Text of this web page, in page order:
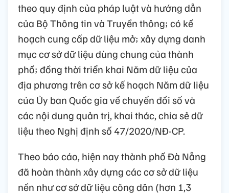
theo quy định của pháp luật và hướng dẫn
của Bộ Thông tin và Truyền thông; có kế
hoạch cung cấp dữ liệu mở; xây dựng danh
mục cơ sở dữ liệu dùng chung của thành
phố; đồng thời triển khai Năm dữ liệu của
địa phương trên cơ sở kế hoạch Năm dữ liệu
của Ủy ban Quốc gia về chuyển đổi số và
các nội dung quản trị, khai thác, chia sẻ dữ
liệu theo Nghị định số 47/2020/NĐ-CP.
Theo báo cáo, hiện nay thành phố Đà Nẵng
đã hoàn thành xây dựng các cơ sở dữ liệu
nền như cơ sở dữ liệu công dân (hơn 1,3